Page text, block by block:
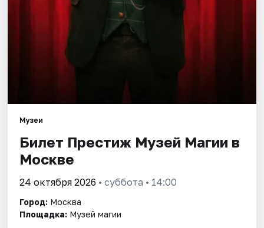
Музеи
Билет Престиж Музей Магии в
Москве
24 октября 2026 • суббота • 14:00
Город: Москва
Площадка: Музей магии